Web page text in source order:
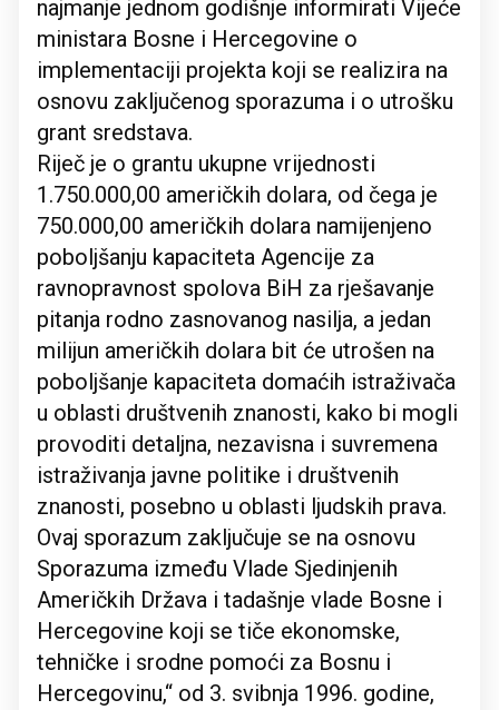
najmanje jednom godišnje informirati Vijeće
ministara Bosne i Hercegovine o
implementaciji projekta koji se realizira na
osnovu zaključenog sporazuma i o utrošku
grant sredstava.
Riječ je o grantu ukupne vrijednosti
1.750.000,00 američkih dolara, od čega je
750.000,00 američkih dolara namijenjeno
poboljšanju kapaciteta Agencije za
ravnopravnost spolova BiH za rješavanje
pitanja rodno zasnovanog nasilja, a jedan
milijun američkih dolara bit će utrošen na
poboljšanje kapaciteta domaćih istraživača
u oblasti društvenih znanosti, kako bi mogli
provoditi detaljna, nezavisna i suvremena
istraživanja javne politike i društvenih
znanosti, posebno u oblasti ljudskih prava.
Ovaj sporazum zaključuje se na osnovu
Sporazuma između Vlade Sjedinjenih
Američkih Država i tadašnje vlade Bosne i
Hercegovine koji se tiče ekonomske,
tehničke i srodne pomoći za Bosnu i
Hercegovinu,“ od 3. svibnja 1996. godine,